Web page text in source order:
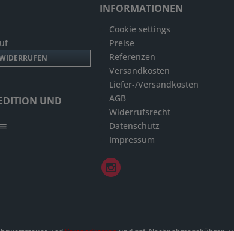
UND
INFORMATIONEN
Cookie settings
Preise
Referenzen
Versandkosten
Liefer-/Versandkosten
AGB
Widerrufsrecht
Datenschutz
Impressum